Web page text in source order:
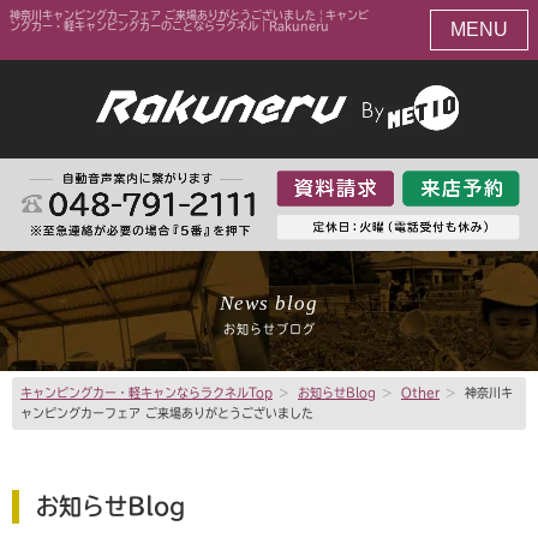
神奈川キャンピングカーフェア ご来場ありがとうございました | キャンピ
ングカー・軽キャンピングカーのことならラクネル｜Rakuneru
MENU
News blog
お知らせブログ
キャンピングカー・軽キャンならラクネルTop > お知らせBlog > Other >
神奈川キ
ャンピングカーフェア ご来場ありがとうございました
お知らせBlog